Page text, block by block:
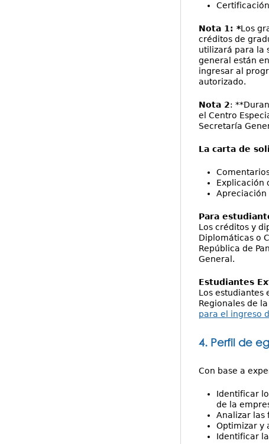
Nota 1: *Los
créditos de
utilizará para la
general están
ingresar al
autorizado.
Nota 2:
el Centro
Secretaría
La carta de
Explicación
Apreciación
Para
Los créditos y
Diplomáticas o
República de
General.
Estudiantes
Los estudiantes
Regionales de la
para el ingreso
4. Perfil de
Con base a
Identificar
de la
Analizar las
Optimizar y
Identificar